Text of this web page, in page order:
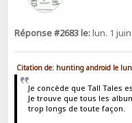
Réponse #2683 le:lun. 1 juin
Citation de: hunting android le
Je concède que Tall Tales
Je trouve que tous les
trop longs de toute façon.